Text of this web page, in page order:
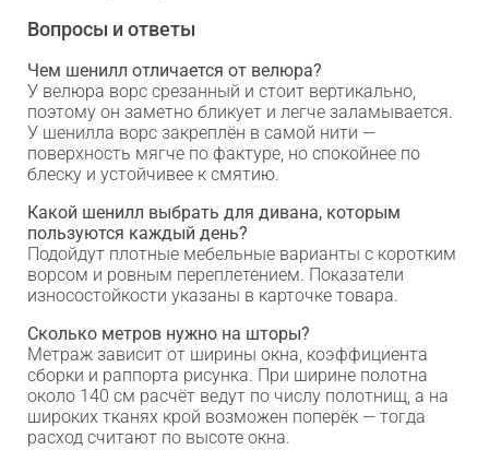
Вопросы и ответы
Чем шенилл отличается от велюра?
У велюра ворс срезанный и стоит вертикально,
поэтому он заметно бликует и легче заламывается.
У шенилла ворс закреплён в самой нити —
поверхность мягче по фактуре, но спокойнее по
блеску и устойчивее к смятию.
Какой шенилл выбрать для дивана, которым
пользуются каждый день?
Подойдут плотные мебельные варианты с коротким
ворсом и ровным переплетением. Показатели
износостойкости указаны в карточке товара.
Сколько метров нужно на шторы?
Метраж зависит от ширины окна, коэффициента
сборки и раппорта рисунка. При ширине полотна
около 140 см расчёт ведут по числу полотнищ, а на
широких тканях крой возможен поперёк — тогда
расход считают по высоте окна.